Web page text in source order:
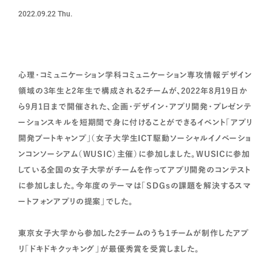
2022.09.22 Thu.
心理・コミュニケーション学科コミュニケーション専攻情報デザイン
領域の3年生と2年生で構成される2チームが、2022年8月19日か
ら9月1日まで開催された、企画・デザイン・アプリ開発・プレゼンテ
ーションスキルを短期間で身に付けることができるイベント「アプリ
開発ブートキャンプ」（女子大学生ICT駆動ソーシャルイノベーショ
ンコンソーシアム（WUSIC）主催）に参加しました。WUSICに参加
している全国の女子大学がチームを作ってアプリ開発のコンテスト
に参加しました。今年度のテーマは「SDGsの課題を解決するスマ
ートフォンアプリの提案」でした。
東京女子大学から参加した2チームのうち1チームが制作したアプ
リ「ドキドキクッキング」が最優秀賞を受賞しました。